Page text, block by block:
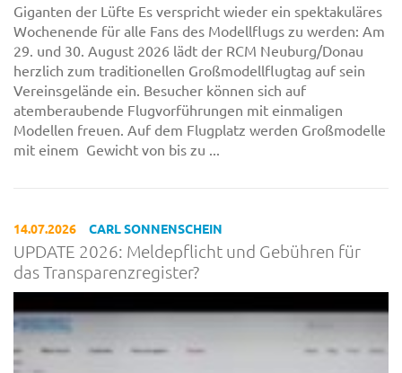
Giganten der Lüfte Es verspricht wieder ein spektakuläres
Wochenende für alle Fans des Modellflugs zu werden: Am
29. und 30. August 2026 lädt der RCM Neuburg/Donau
herzlich zum traditionellen Großmodellflugtag auf sein
Vereinsgelände ein. Besucher können sich auf
atemberaubende Flugvorführungen mit einmaligen
Modellen freuen. Auf dem Flugplatz werden Großmodelle
mit einem Gewicht von bis zu ...
14.07.2026 CARL SONNENSCHEIN
UPDATE 2026: Meldepflicht und Gebühren für
das Transparenzregister?